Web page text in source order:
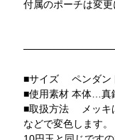
付属のポーチは変更
■サイズ ペンダン
■使用素材 本体…真
■取扱方法 メッキ
などで変色します。